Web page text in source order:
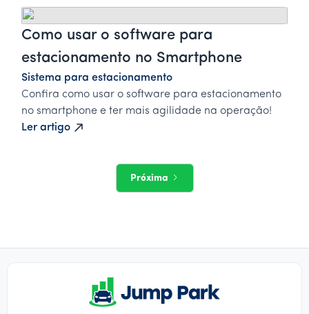
Como usar o software para
estacionamento no Smartphone
Sistema para estacionamento
Confira como usar o software para estacionamento
no smartphone e ter mais agilidade na operação!
Ler artigo
Próxima